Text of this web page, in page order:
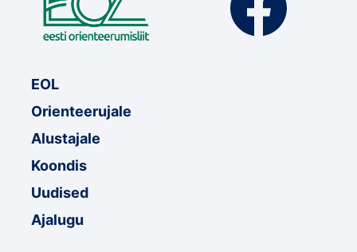
EOL
Orienteerujale
Alustajale
Koondis
Uudised
Ajalugu